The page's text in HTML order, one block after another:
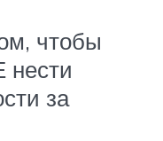
чтобы
нести
за